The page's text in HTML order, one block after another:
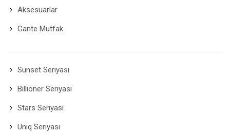
Aksesuarlar
Gante Mutfak
Sunset Seriyası
Billioner Seriyası
Stars Seriyası
Uniq Seriyası